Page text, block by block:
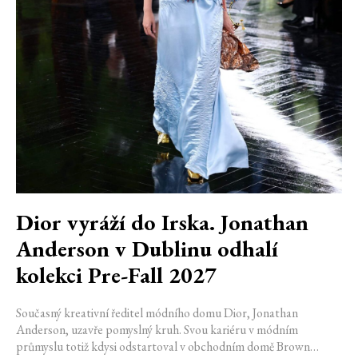
Dior vyráží do Irska. Jonathan
Anderson v Dublinu odhalí
kolekci Pre-Fall 2027
Současný kreativní ředitel módního domu Dior, Jonathan
Anderson, uzavře pomyslný kruh. Svou kariéru v módním
průmyslu totiž kdysi odstartoval v obchodním domě Brown